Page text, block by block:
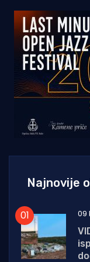
Najnovije
09